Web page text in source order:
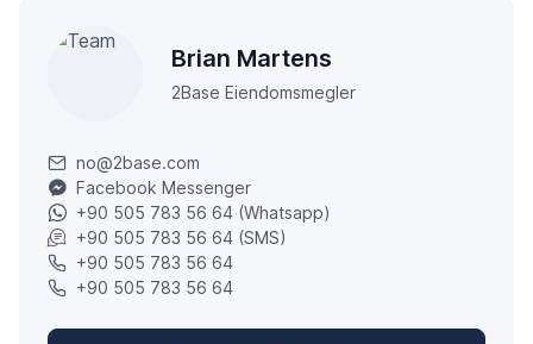
Brian Martens
2Base Eiendomsmegler
no@2base.com
Facebook Messenger
+90 505 783 56 64 (Whatsapp)
+90 505 783 56 64 (SMS)
+90 505 783 56 64
+90 505 783 56 64